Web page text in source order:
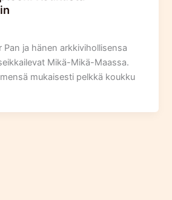
Pan ja hänen arkkivihollisensa
Mikä-Mikä-Maassa.
mukaisesti pelkkä koukku